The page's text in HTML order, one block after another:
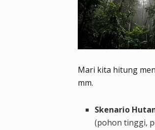
Mari kita hitung
mm.
Skenario
(pohon tinggi,